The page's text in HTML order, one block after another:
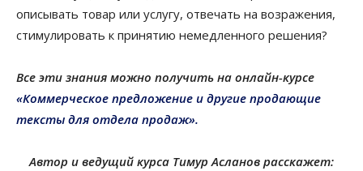
описывать товар или услугу, отвечать на возражения,
стимулировать к принятию немедленного решения?
Все эти знания можно получить на онлайн-курсе
«Коммерческое предложение и другие продающие
тексты для отдела продаж».
Автор и ведущий курса Тимур Асланов расскажет: